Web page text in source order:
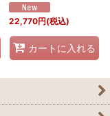
22,770円(税込)
カートに入れる